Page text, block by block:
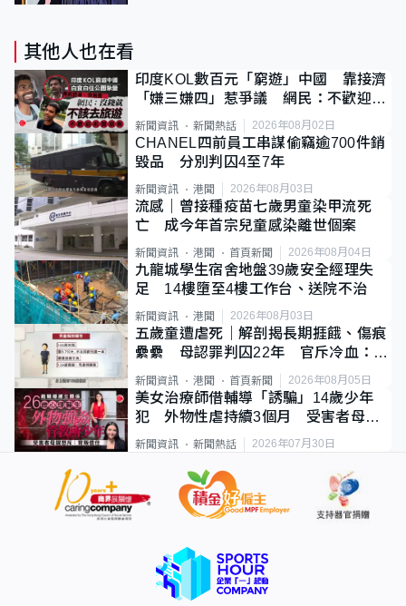
其他人也在看
印度KOL數百元「窮遊」中國 靠接濟
「嫌三嫌四」惹爭議 網民：不歡迎劣
質旅客
新聞資訊 新聞熱話 2026年08月02日
CHANEL四前員工串謀偷竊逾700件銷
毀品 分別判囚4至7年
新聞資訊 港聞 2026年08月03日
流感｜曾接種疫苗七歲男童染甲流死
亡 成今年首宗兒童感染離世個案
新聞資訊 港聞 首頁新聞 2026年08月04日
九龍城學生宿舍地盤39歲安全經理失
足 14樓墮至4樓工作台、送院不治
新聞資訊 港聞 2026年08月03日
五歲童遭虐死｜解剖揭長期捱餓、傷痕
纍纍 母認罪判囚22年 官斥冷血：同
類案最惡劣
新聞資訊 港聞 首頁新聞 2026年08月05日
美女治療師借輔導「誘騙」14歲少年
犯 外物性虐持續3個月 受害者母：
要保護其他人
新聞資訊 新聞熱話 2026年07月30日